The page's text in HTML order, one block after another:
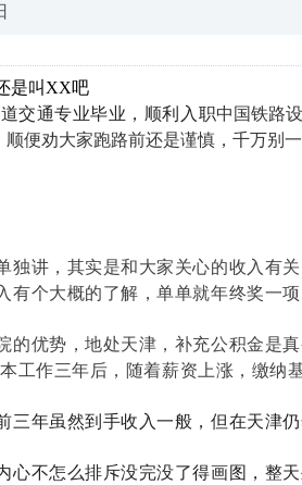
是叫XX吧
交通专业毕业，顺利入职中国铁路
便劝大家跑路前还是谨慎，千万别
独讲，其实是和大家关心的收入有
有个大概的了解，单单就年终奖一
的优势，地处天津，补充公积金是
工作三年后，随着薪资上涨，缴纳
三年虽然到手收入一般，但在天津
心不怎么排斥没完没了得画图，整